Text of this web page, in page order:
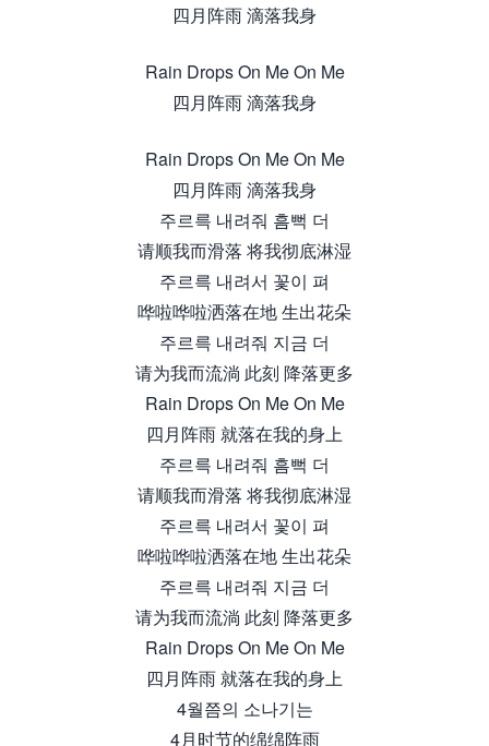
四月阵雨 滴落我身
Rain Drops On Me On Me
四月阵雨 滴落我身
Rain Drops On Me On Me
四月阵雨 滴落我身
주르륵 내려줘 흠뻑 더
请顺我而滑落 将我彻底淋湿
주르륵 내려서 꽃이 펴
哗啦哗啦洒落在地 生出花朵
주르륵 내려줘 지금 더
请为我而流淌 此刻 降落更多
Rain Drops On Me On Me
四月阵雨 就落在我的身上
주르륵 내려줘 흠뻑 더
请顺我而滑落 将我彻底淋湿
주르륵 내려서 꽃이 펴
哗啦哗啦洒落在地 生出花朵
주르륵 내려줘 지금 더
请为我而流淌 此刻 降落更多
Rain Drops On Me On Me
四月阵雨 就落在我的身上
4월쯤의 소나기는
4月时节的绵绵阵雨